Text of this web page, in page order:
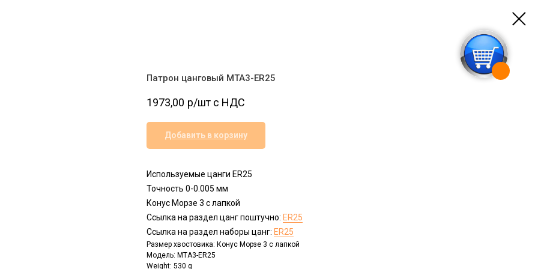
Патрон цанговый MTA3-ER25
1973,00 р/шт c НДС
Добавить в корзину
Используемые цанги ER25
Точность 0-0.005 мм
Конус Морзе 3 с лапкой
Ссылка на раздел цанг поштучно: ER25
Ссылка на раздел наборы цанг: ER25
Размер хвостовика: Конус Морзе 3 с лапкой
Модель: MTA3-ER25
Weight: 530 g